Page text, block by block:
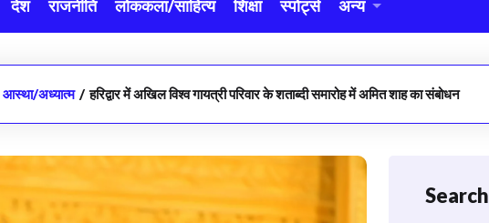
देश राजनीति लोककला/साहित्य शिक्षा स्पोर्ट्स अन्य
आस्था/अध्यात्म / हरिद्वार में अखिल विश्व गायत्री परिवार के शताब्दी समारोह में अमित शाह का संबोधन
Search